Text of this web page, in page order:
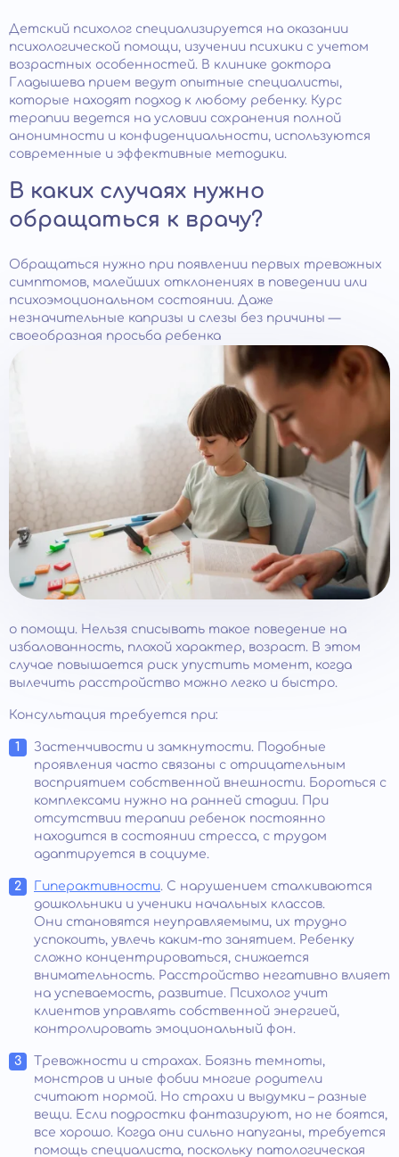
Детский психолог специализируется на оказании
психологической помощи, изучении психики с учетом
возрастных особенностей. В клинике доктора
Гладышева прием ведут опытные специалисты,
которые находят подход к любому ребенку. Курс
терапии ведется на условии сохранения полной
анонимности и конфиденциальности, используются
современные и эффективные методики.
В каких случаях нужно
обращаться к врачу?
Обращаться нужно при появлении первых тревожных
симптомов, малейших отклонениях в поведении или
психоэмоциональном состоянии. Даже
незначительные капризы и слезы без причины —
своеобразная просьба ребенка
о помощи. Нельзя списывать такое поведение на
избалованность, плохой характер, возраст. В этом
случае повышается риск упустить момент, когда
вылечить расстройство можно легко и быстро.
Консультация требуется при:
Застенчивости и замкнутости. Подобные
проявления часто связаны с отрицательным
восприятием собственной внешности. Бороться с
комплексами нужно на ранней стадии. При
отсутствии терапии ребенок постоянно
находится в состоянии стресса, с трудом
адаптируется в социуме.
Гиперактивности. С нарушением сталкиваются
дошкольники и ученики начальных классов.
Они становятся неуправляемыми, их трудно
успокоить, увлечь каким-то занятием. Ребенку
сложно концентрироваться, снижается
внимательность. Расстройство негативно влияет
на успеваемость, развитие. Психолог учит
клиентов управлять собственной энергией,
контролировать эмоциональный фон.
Тревожности и страхах. Боязнь темноты,
монстров и иные фобии многие родители
считают нормой. Но страхи и выдумки – разные
вещи. Если подростки фантазируют, но не боятся,
все хорошо. Когда они сильно напуганы, требуется
помощь специалиста, поскольку патологическая